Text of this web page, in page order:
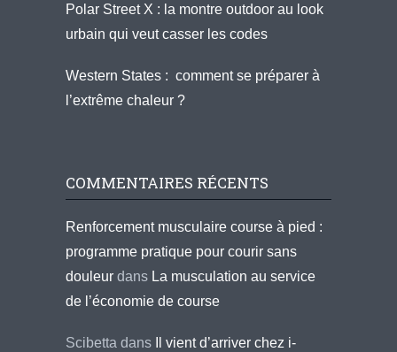
Polar Street X : la montre outdoor au look
urbain qui veut casser les codes
Western States : comment se préparer à
l’extrême chaleur ?
COMMENTAIRES RÉCENTS
Renforcement musculaire course à pied :
programme pratique pour courir sans
douleur dans La musculation au service
de l’économie de course
Scibetta dans
Il vient d’arriver chez i-